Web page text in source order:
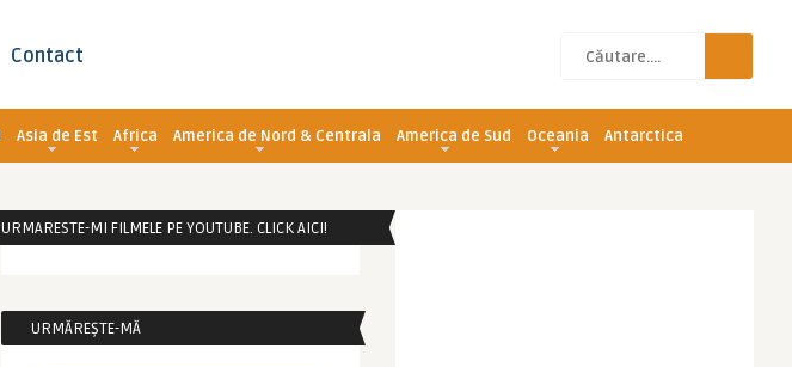
Contact
Asia de Est Africa America de Nord & Centrala America de Sud Oceania Antarctica
URMARESTE-MI FILMELE PE YOUTUBE. CLICK AICI!
URMĂREȘTE-MĂ